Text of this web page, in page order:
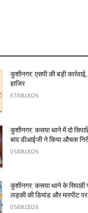
कुशीनगर: एसपी की बड़ी
हाजिर
07/08/2026
कुशीनगर: कसया थाने में दो
बाद डीआईजी ने किया औचक
05/08/2026
कुशीनगर: कसया थाने के सिपाही
लड़की की डिमांड और मारपीट पर
05/08/2026